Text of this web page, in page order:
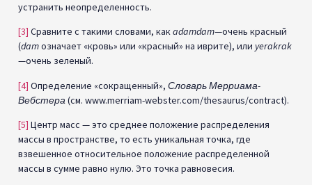
устранить неопределенность.
[3] Сравните с такими словами, какadamdam—очень красный
(damозначает «кровь» или «красный» на иврите), или yerakrak
—очень зеленый.
[4] Определение «сокращенный», Словарь Мерриама-
Вебстера(см. www.merriam-webster.com/thesaurus/contract).
[5] Центр масс — это среднее положение распределения
массы в пространстве, то есть уникальная точка, где
взвешенное относительное положение распределенной
массы в сумме равно нулю. Это точка равновесия.